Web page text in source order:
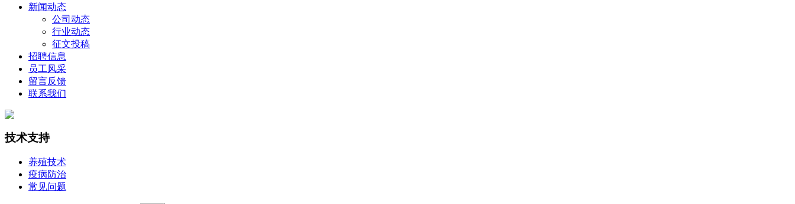
新闻动态
公司动态
行业动态
征文投稿
招聘信息
员工风采
留言反馈
联系我们
技术支持
养殖技术
疫病防治
常见问题